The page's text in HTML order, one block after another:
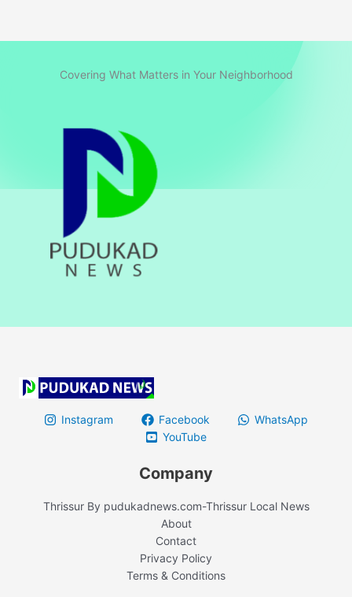
Covering What Matters in Your Neighborhood
Instagram Facebook
WhatsApp
YouTube
Company
Thrissur By pudukadnews.com-Thrissur Local News
About
Contact
Privacy Policy
Terms & Conditions